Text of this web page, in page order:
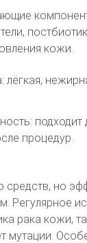
кожи.
лёгкая,
подходит
процедур.
средств, но
Регулярное
рака кожи,
мутации.